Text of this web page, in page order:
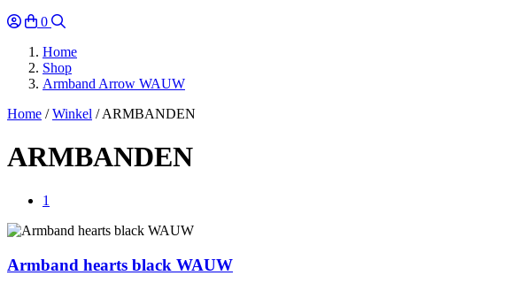
0
Home
Shop
Armband Arrow WAUW
Home / Winkel /ARMBANDEN
ARMBANDEN
1
Armband hearts black WAUW